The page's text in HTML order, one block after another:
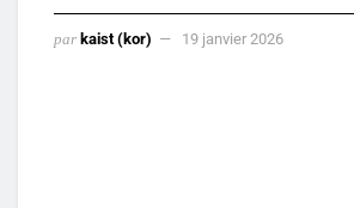
par kaist (kor) 19 janvier 2026